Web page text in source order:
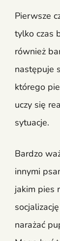
Pierwsze
tylko czas
również
następuje
którego
uczy się
sytuacje.
Bardzo
innymi
jakim pies
narażać